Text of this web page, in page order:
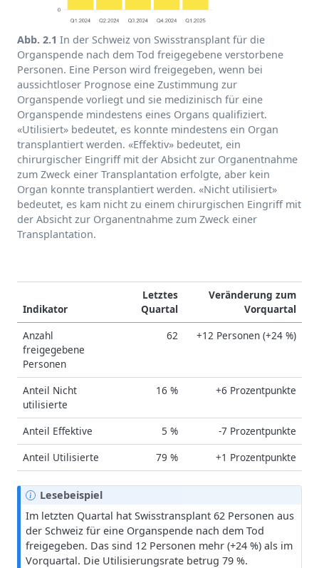
Abb. 2.1 In der Schweiz von Swisstransplant für die
Organspende nach dem Tod freigegebene verstorbene
Personen. Eine Person wird freigegeben, wenn bei
aussichtloser Prognose eine Zustimmung zur
Organspende vorliegt und sie medizinisch für eine
Organspende mindestens eines Organs qualifiziert.
«Utilisiert» bedeutet, es konnte mindestens ein Organ
transplantiert werden. «Effektiv» bedeutet, ein
chirurgischer Eingriff mit der Absicht zur Organentnahme
zum Zweck einer Transplantation erfolgte, aber kein
Organ konnte transplantiert werden. «Nicht utilisiert»
bedeutet, es kam nicht zu einem chirurgischen Eingriff mit
der Absicht zur Organentnahme zum Zweck einer
Transplantation.
Indikator
Letztes
Quartal
Veränderung zum
Vorquartal
Anzahl
freigegebene
Personen
62 +12 Personen (+24 %)
Anteil Nicht
utilisierte
16 % +6 Prozentpunkte
Anteil Effektive 5 %
-7 Prozentpunkte
Anteil Utilisierte
79 % +1 Prozentpunkte
H
w
e
Lesebeispiel
Im letzten Quartal hat Swisstransplant 62 Personen aus
der Schweiz für eine Organspende nach dem Tod
freigegeben. Das sind 12 Personen mehr (+24 %) als im
Vorquartal. Die Utilisierungsrate betrug 79 %.